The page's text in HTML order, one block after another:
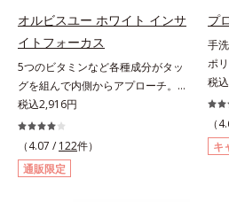
含
る6
し
す
ウ
ニ
ー
エ
オルビスユー ホワイト インサ
イトフォーカス
5つのビタミンなど各種成分がタッ
グを組んで内側からアプローチ。透
明感のある美しさをサポートする成
分を凝縮した美容サプリです。L-シ
スチンや植物エキス、ビタミンCを
はじめとした5つのビタミンによっ
て、多角的にアプローチ。さらに南
税込2,916円
（4.07 / 122件）
通販限定
プ
手
ポ
に
ス
ル
体
す
ル
税
（
キ